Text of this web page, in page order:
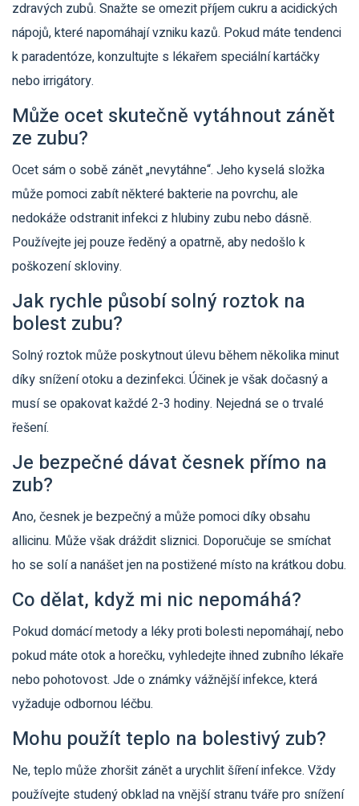
zdravých zubů. Snažte se omezit příjem cukru a acidických
nápojů, které napomáhají vzniku kazů. Pokud máte tendenci
k paradentóze, konzultujte s lékařem speciální kartáčky
nebo irrigátory.
Může ocet skutečně vytáhnout zánět
ze zubu?
Ocet sám o sobě zánět „nevytáhne“. Jeho kyselá složka
může pomoci zabít některé bakterie na povrchu, ale
nedokáže odstranit infekci z hlubiny zubu nebo dásně.
Používejte jej pouze ředěný a opatrně, aby nedošlo k
poškození skloviny.
Jak rychle působí solný roztok na
bolest zubu?
Solný roztok může poskytnout úlevu během několika minut
díky snížení otoku a dezinfekci. Účinek je však dočasný a
musí se opakovat každé 2-3 hodiny. Nejedná se o trvalé
řešení.
Je bezpečné dávat česnek přímo na
zub?
Ano, česnek je bezpečný a může pomoci díky obsahu
allicinu. Může však dráždit sliznici. Doporučuje se smíchat
ho se solí a nanášet jen na postižené místo na krátkou dobu.
Co dělat, když mi nic nepomáhá?
Pokud domácí metody a léky proti bolesti nepomáhají, nebo
pokud máte otok a horečku, vyhledejte ihned zubního lékaře
nebo pohotovost. Jde o známky vážnější infekce, která
vyžaduje odbornou léčbu.
Mohu použít teplo na bolestivý zub?
Ne, teplo může zhoršit zánět a urychlit šíření infekce. Vždy
používejte studený obklad na vnější stranu tváře pro snížení